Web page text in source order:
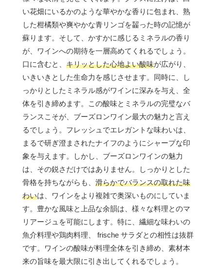
い花畑にいるかのような華やかな香りに包まれ、熟
した柑橘類や爽やかな青リンゴを齧った時の記憶が
蘇ります。そして、かすかに感じるミネラルの香り
が、ワインへの期待を一層高めてくれるでしょう。
口に含むと、 キリッとした心地よい酸味が広がり、
いきいきとした生命力を感じさせます。同時に、し
っかりとしたミネラル感がワインに深みを与え、全
体を引き締めます。この酸味とミネラルの完璧なバ
ランスこそが、ブーズロンワイン最大の魅力と言え
るでしょう。フレッシュでエレガントな味わいは、
まるで研ぎ澄まされたナイフのようにシャープな印
象を与えます。しかし、ブーズロンワインの魅力
は、その鋭さだけではありません。しっかりとした
骨格を持ちながらも、 滑らかでバランスの取れた味
わいは、ワインをより複雑で奥深いものにしていま
す。豊かな風味と上品な余韻は、様々な料理とのマ
リアージュを可能にします。特に、繊細な味わいの
魚介料理や鶏肉料理、 frische サラダとの相性は抜群
です。ワインの酸味が料理全体を引き締め、素材本
来の旨味を最大限に引き出してくれるでしょう。